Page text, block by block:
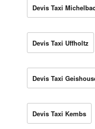
Devis Taxi
Devis Taxi Uffholtz
Devis Taxi
Devis Taxi Kembs